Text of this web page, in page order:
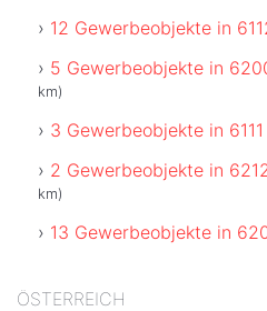
12 Gewerbeobjekte in
5 Gewerbeobjekte in
km)
3 Gewerbeobjekte in
2 Gewerbeobjekte in
km)
13 Gewerbeobjekte in
ÖSTERREICH